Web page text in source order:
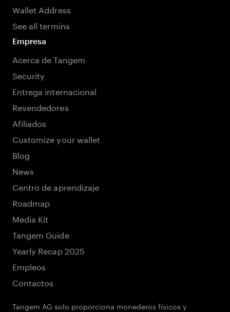
Wallet Address
See all termins
Empresa
Acerca de Tangem
Security
Entrega internacional
Revendedores
Afiliados
Customize your wallet
Blog
News
Centro de aprendizaje
Roadmap
Media Kit
Tangem Guide
Yearly Recap 2025
Empleos
Contactos
Tangem AG solo proporciona monederos físicos y